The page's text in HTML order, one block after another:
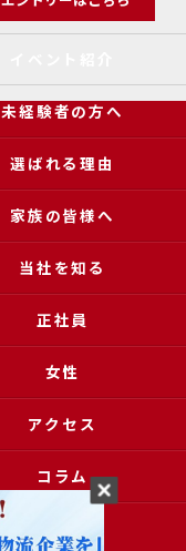
未経験者の方へ
選ばれる理由
家族の皆様へ
当社を知る
正社員
女性
アクセス
コラム